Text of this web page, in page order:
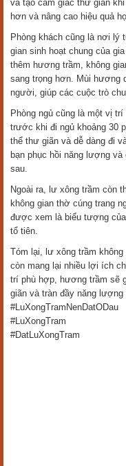
và tạo cảm giác thư giãn
hơn và nâng cao hiệu quả
Phòng khách cũng là nơi
gian sinh hoạt chung của
thêm hương trầm, không
sang trọng hơn. Mùi hương
người, giúp các cuộc trò
Phòng ngủ cũng là một vị
trước khi đi ngủ khoảng 30
thể thư giãn và dễ dàng đi
bạn phục hồi năng lượng
sau.
Ngoài ra, lư xông trầm còn
không gian thờ cúng trang
được xem là biểu tượng
tổ tiên.
Tóm lại, lư xông trầm
còn mang lại nhiều lợi ích
trí phù hợp, hương trầm sẽ
giãn và tràn đầy năng
#LuXongTramNenDatODau
#LuXongTram
#DatLuXongTram